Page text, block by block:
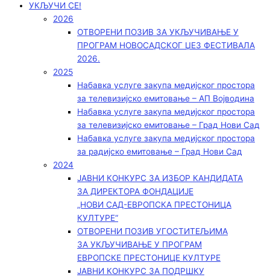
УКЉУЧИ СЕ!
2026
ОТВОРЕНИ ПОЗИВ ЗА УКЉУЧИВАЊЕ У
ПРОГРАМ НОВОСАДСКОГ ЏЕЗ ФЕСТИВАЛА
2026.
2025
Набавка услуге закупа медијског простора
за телевизијско емитовање – АП Војводинa
Набавка услуге закупа медијског простора
за телевизијско емитовање – Град Нови Сад
Набавка услуге закупа медијског простора
за радијско емитовање – Град Нови Сад
2024
ЈАВНИ КОНКУРС ЗА ИЗБОР КАНДИДАТА
ЗА ДИРЕКТОРА ФОНДАЦИЈЕ
„НОВИ САД-ЕВРОПСКА ПРЕСТОНИЦА
КУЛТУРЕ“
ОТВОРЕНИ ПОЗИВ УГОСТИТЕЉИМА
ЗА УКЉУЧИВАЊЕ У ПРОГРАМ
ЕВРОПСКЕ ПРЕСТОНИЦЕ КУЛТУРЕ
ЈАВНИ КОНКУРС ЗА ПОДРШКУ